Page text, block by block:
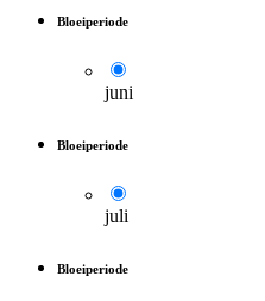
Bloeiperiode
juni
Bloeiperiode
juli
Bloeiperiode